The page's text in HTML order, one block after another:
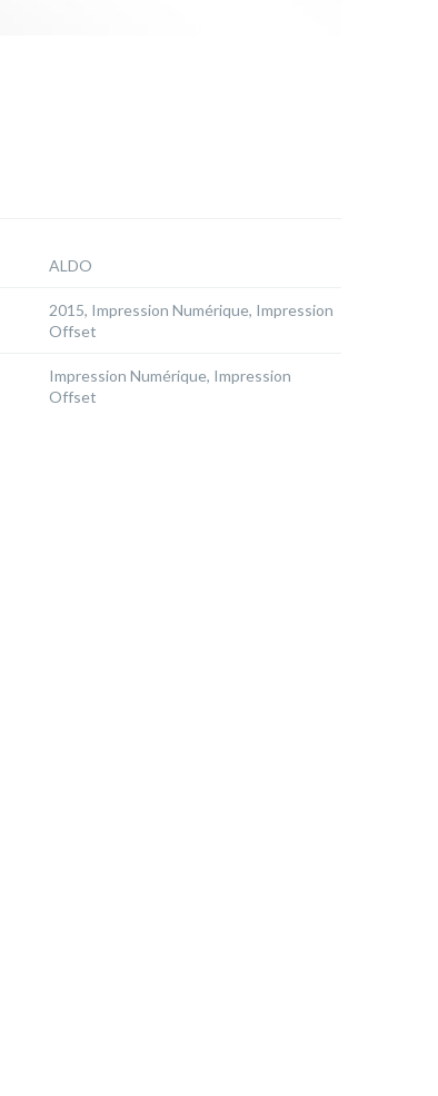
ALDO
2015, Impression Numérique, Impression
Offset
Impression Numérique, Impression
Offset